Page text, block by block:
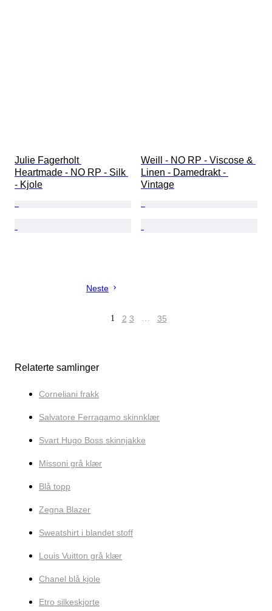
Julie Fagerholt
Heartmade - NO RP - Silk
- Kjole
Weill - NO RP - Viscose &
Linen - Damedrakt -
Vintage
Neste
1 2 3 … 35
Relaterte samlinger
Corneliani frakk
Salvatore Ferragamo skinnklær
Svart Hugo Boss skinnjakke
Missoni grå klær
Blå topp
Zegna Blazer
Sweatshirt i blandet stoff
Louis Vuitton grå klær
Chanel blå kjole
Etro silkeskjorte